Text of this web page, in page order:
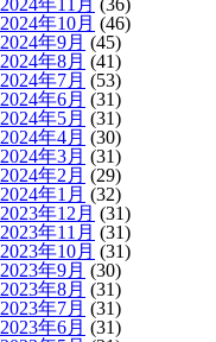
2024年11月 (36)
2024年10月 (46)
2024年9月 (45)
2024年8月 (41)
2024年7月 (53)
2024年6月 (31)
2024年5月 (31)
2024年4月 (30)
2024年3月 (31)
2024年2月 (29)
2024年1月 (32)
2023年12月 (31)
2023年11月 (31)
2023年10月 (31)
2023年9月 (30)
2023年8月 (31)
2023年7月 (31)
2023年6月 (31)